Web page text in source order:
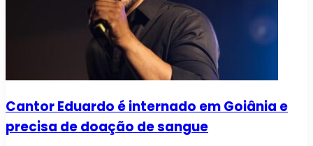
Cantor Eduardo é internado em Goiânia e
precisa de doação de sangue